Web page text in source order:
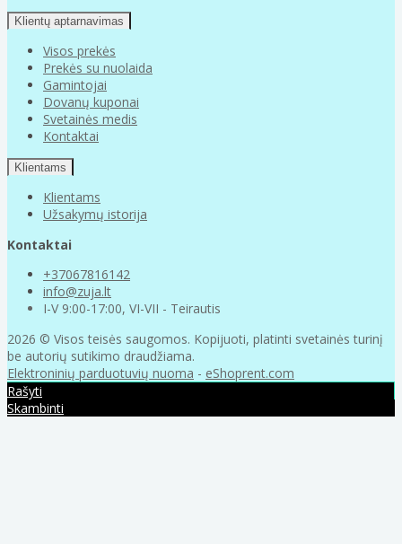
Klientų aptarnavimas
Visos prekės
Prekės su nuolaida
Gamintojai
Dovanų kuponai
Svetainės medis
Kontaktai
Klientams
Klientams
Užsakymų istorija
Kontaktai
+37067816142
info@zuja.lt
I-V 9:00-17:00, VI-VII - Teirautis
2026 © Visos teisės saugomos. Kopijuoti, platinti svetainės turinį
be autorių sutikimo draudžiama.
Elektroninių parduotuvių nuoma - eShoprent.com
Rašyti
Skambinti